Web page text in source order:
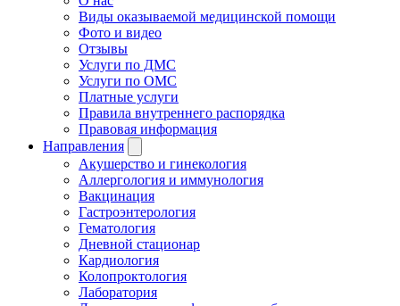
Виды оказываемой медицинской помощи
Фото и видео
Отзывы
Услуги по ДМС
Услуги по ОМС
Платные услуги
Правила внутреннего распорядка
Правовая информация
Направления
Акушерство и гинекология
Аллергология и иммунология
Вакцинация
Гастроэнтерология
Гематология
Дневной стационар
Кардиология
Колопроктология
Лаборатория